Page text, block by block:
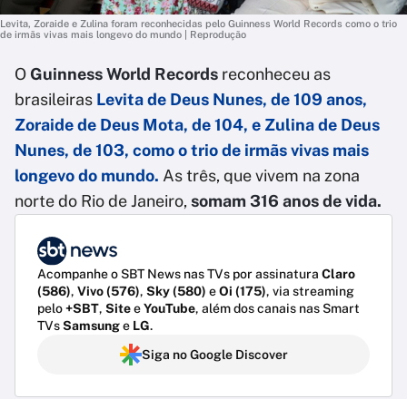
Levita, Zoraide e Zulina foram reconhecidas pelo Guinness World Records como o trio
de irmãs vivas mais longevo do mundo | Reprodução
OGuinness World Records reconheceu as
brasileiras Levita de Deus Nunes, de 109 anos,
Zoraide de Deus Mota, de 104, e Zulina de Deus
Nunes, de 103, como o trio de irmãs vivas mais
longevo do mundo. As três, que vivem na zona
norte do Rio de Janeiro, somam 316 anos de vida.
Acompanhe o SBT News nas TVs por assinatura Claro
(586), Vivo (576), Sky (580) eOi (175), via streaming
pelo+SBT, SiteeYouTube, além dos canais nas Smart
TVsSamsunge LG.
Siga no Google Discover